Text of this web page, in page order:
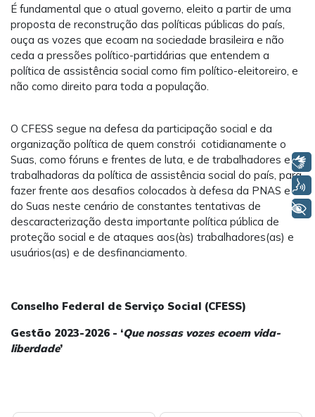
É fundamental que o atual governo, eleito a partir de uma
proposta de reconstrução das políticas públicas do país,
ouça as vozes que ecoam na sociedade brasileira e não
ceda a pressões político-partidárias que entendem a
política de assistência social como fim político-eleitoreiro, e
não como direito para toda a população.
O CFESS segue na defesa da participação social e da
organização política de quem constrói cotidianamente o
Suas, como fóruns e frentes de luta, e de trabalhadores e
trabalhadoras da política de assistência social do país, para
fazer frente aos desafios colocados à defesa da PNAS e
do Suas neste cenário de constantes tentativas de
descaracterização desta importante política pública de
proteção social e de ataques aos(às) trabalhadores(as) e
usuários(as) e de desfinanciamento.
Conselho Federal de Serviço Social (CFESS)
Gestão 2023-2026 - ‘Que nossas vozes ecoem vida-
liberdade’
Libras
Voz
+ Acessibilidade